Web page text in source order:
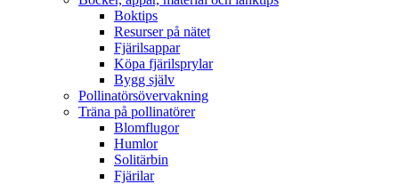
Boktips
Resurser på nätet
Fjärilsappar
Köpa fjärilsprylar
Bygg själv
Pollinatörsövervakning
Träna på pollinatörer
Blomflugor
Humlor
Solitärbin
Fjärilar